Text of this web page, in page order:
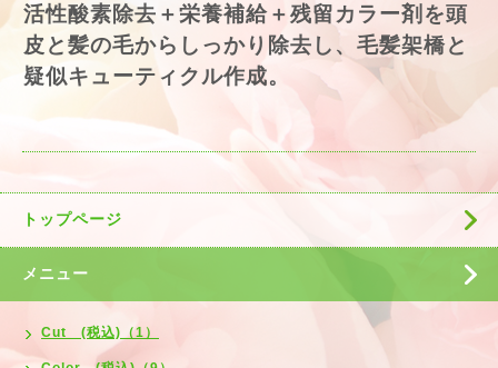
活性酸素除去＋栄養補給＋残留カラー剤を頭
皮と髪の毛からしっかり除去し、毛髪架橋と
疑似キューティクル作成。
トップページ
メニュー
Cut (税込)（1）